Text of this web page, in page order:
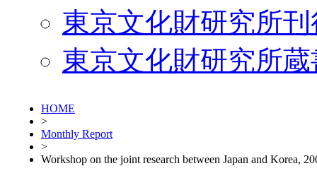
東京文化財研究所
東京文化財研究所
HOME
>
Monthly Report
>
Workshop on the joint research between Japan and Korea,